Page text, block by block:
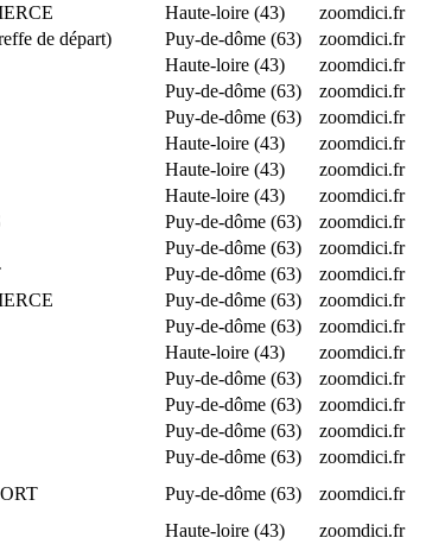
Haute-loire (43)
zoomdici.fr
de départ) Puy-de-dôme (63)
zoomdici.fr
Haute-loire (43)
zoomdici.fr
Puy-de-dôme (63)
zoomdici.fr
Puy-de-dôme (63)
zoomdici.fr
Haute-loire (43)
zoomdici.fr
Haute-loire (43)
zoomdici.fr
Haute-loire (43)
zoomdici.fr
Puy-de-dôme (63)
zoomdici.fr
Puy-de-dôme (63)
zoomdici.fr
Puy-de-dôme (63)
zoomdici.fr
Puy-de-dôme (63)
zoomdici.fr
Puy-de-dôme (63)
zoomdici.fr
Haute-loire (43)
zoomdici.fr
Puy-de-dôme (63)
zoomdici.fr
Puy-de-dôme (63)
zoomdici.fr
Puy-de-dôme (63)
zoomdici.fr
Puy-de-dôme (63)
zoomdici.fr
Puy-de-dôme (63)
zoomdici.fr
Haute-loire (43)
zoomdici.fr